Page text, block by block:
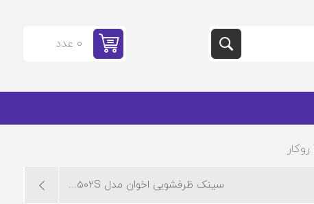
0 عدد
سینک ظرفشویی اخوان مدل 502S...